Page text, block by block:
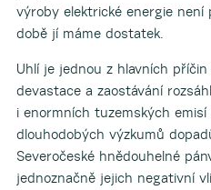
výroby elektrické energie
době jí máme dostatek.
Uhlí je jednou z hlavních
devastace a zaostávání
i enormních tuzemských
dlouhodobých výzkumů
Severočeské hnědouhelné
jednoznačně jejich negativní